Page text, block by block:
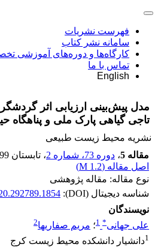
فهرست نشریات
سامانه نشر کتاب
کارگاه‌ها و دوره‌های آموزشی
تماس با ما
English
مدل پیش‌بینی ارزیابی اثر
تاجی گیاهی پارک ملی و
نشریه محیط زیست طبیعی
مقاله 5
، دوره 73، شماره 2 ، تابستان 1399
اصل مقاله (1.2 M
)
نوع مقاله: مقاله پژوهشی
شناسه دیجیتال (DOI):
نویسندگان
علی جهانی*
1؛ مریم صفاریها2
1دانشیار دانشکده محیط زیست کرج